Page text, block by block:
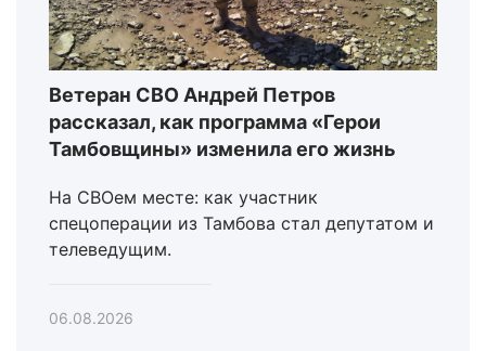
Ветеран СВО Андрей Петров
рассказал, как программа «Герои
Тамбовщины» изменила его жизнь
На СВОем месте: как участник
спецоперации из Тамбова стал депутатом и
телеведущим.
06.08.2026